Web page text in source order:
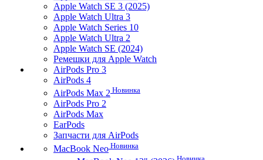
Apple Watch SE 3 (2025)
Apple Watch Ultra 3
Apple Watch Series 10
Apple Watch Ultra 2
Apple Watch SE (2024)
Ремешки для Apple Watch
AirPods Pro 3
AirPods 4
AirPods Max 2 Новинка
AirPods Pro 2
AirPods Max
EarPods
Запчасти для AirPods
MacBook Neo Новинка